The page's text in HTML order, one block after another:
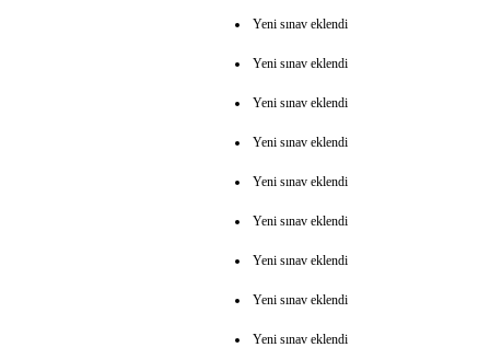
Yeni sınav eklendi
Yeni sınav eklendi
Yeni sınav eklendi
Yeni sınav eklendi
Yeni sınav eklendi
Yeni sınav eklendi
Yeni sınav eklendi
Yeni sınav eklendi
Yeni sınav eklendi